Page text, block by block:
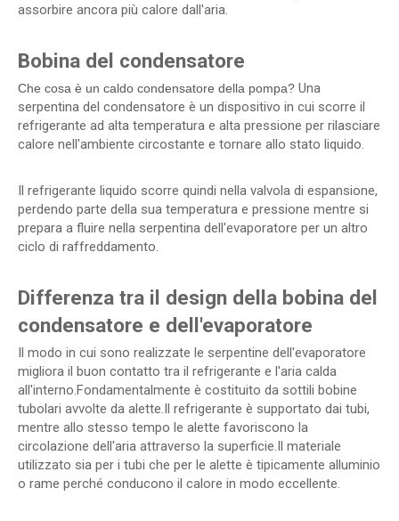
assorbire ancora più calore dall'aria.
Bobina del condensatore
Che cosa è un caldo condensatore della pompa? Una
serpentina del condensatore è un dispositivo in cui scorre il
refrigerante ad alta temperatura e alta pressione per rilasciare
calore nell'ambiente circostante e tornare allo stato liquido.
Il refrigerante liquido scorre quindi nella valvola di espansione,
perdendo parte della sua temperatura e pressione mentre si
prepara a fluire nella serpentina dell'evaporatore per un altro
ciclo di raffreddamento.
Differenza tra il design della bobina del
condensatore e dell'evaporatore
Il modo in cui sono realizzate le serpentine dell'evaporatore
migliora il buon contatto tra il refrigerante e l'aria calda
all'interno.Fondamentalmente è costituito da sottili bobine
tubolari avvolte da alette.Il refrigerante è supportato dai tubi,
mentre allo stesso tempo le alette favoriscono la
circolazione dell'aria attraverso la superficie.Il materiale
utilizzato sia per i tubi che per le alette è tipicamente alluminio
o rame perché conducono il calore in modo eccellente.